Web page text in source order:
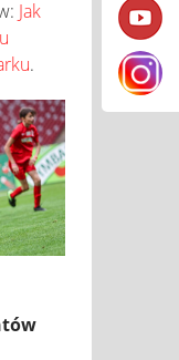
Jak
.